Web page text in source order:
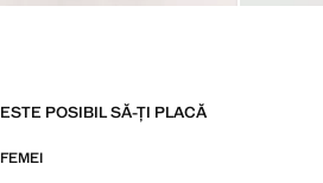
ESTE POSIBIL SĂ-ȚI PLACĂ
FEMEI